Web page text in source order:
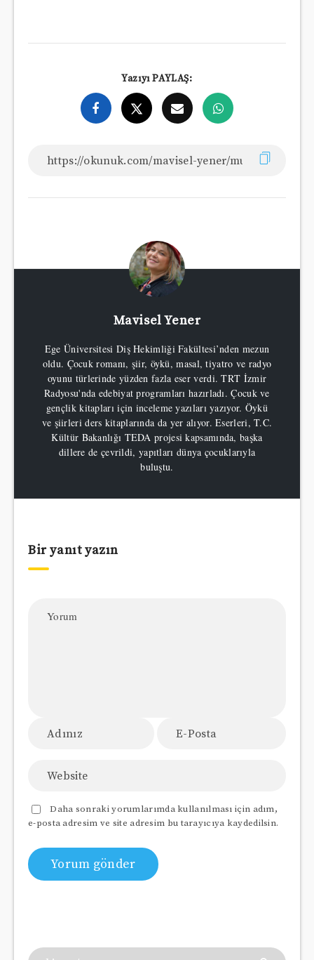
Yazıyı PAYLAŞ:
Mavisel Yener
Ege Üniversitesi Diş Hekimliği Fakültesi’nden mezun
oldu. Çocuk romanı, şiir, öykü, masal, tiyatro ve radyo
oyunu türlerinde yüzden fazla eser verdi. TRT İzmir
Radyosu'nda edebiyat programları hazırladı. Çocuk ve
gençlik kitapları için inceleme yazıları yazıyor. Öykü
ve şiirleri ders kitaplarında da yer alıyor. Eserleri, T.C.
Kültür Bakanlığı TEDA projesi kapsamında, başka
dillere de çevrildi, yapıtları dünya çocuklarıyla
buluştu.
Bir yanıt yazın
Daha sonraki yorumlarımda kullanılması için adım,
e-posta adresim ve site adresim bu tarayıcıya kaydedilsin.